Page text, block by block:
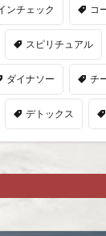
ンチェック コ
スピリチュアル
ダイナソー チ
デトックス